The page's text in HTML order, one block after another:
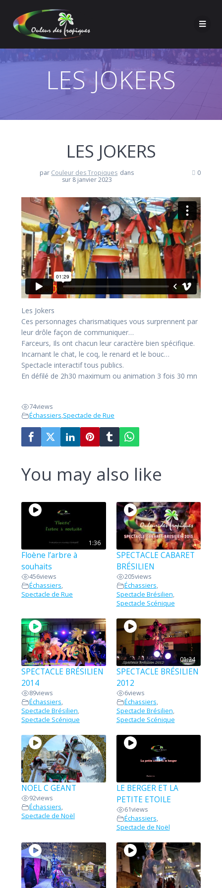
LES JOKERS
LES JOKERS
par Couleur des Tropiques dans
sur 8 janvier 2023
0
Les Jokers
Ces personnages charismatiques vous surprennent par
leur drôle façon de communiquer…
Farceurs, Ils ont chacun leur caractère bien spécifique.
Incarnant le chat, le coq, le renard et le bouc…
Spectacle interactif tous publics.
En défilé de 2h30 maximum ou animation 3 fois 30 mn
74views
Échassiers,Spectacle de Rue
You may also like
1:36
Floène l’arbre à
souhaits
456views
Échassiers,
Spectacle de Rue
SPECTACLE CABARET
BRÉSILIEN
205views
Échassiers,
Spectacle Brésilien,
Spectacle Scénique
SPECTACLE BRÉSILIEN
2014
89views
Échassiers,
Spectacle Brésilien,
Spectacle Scénique
01:24
SPECTACLE BRÉSILIEN
2012
6views
Échassiers,
Spectacle Brésilien,
Spectacle Scénique
NOEL C GEANT
92views
Échassiers,
Spectacle de Noël
LE BERGER ET LA
PETITE ETOILE
61views
Échassiers,
Spectacle de Noël